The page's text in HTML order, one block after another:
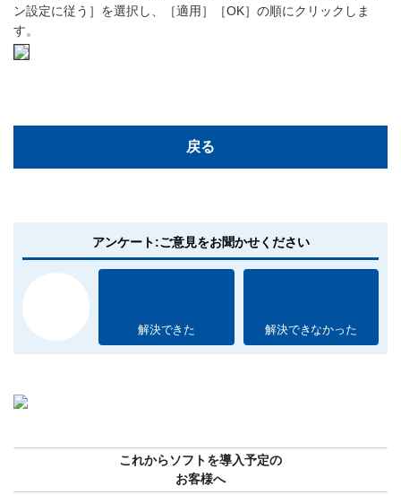
ン設定に従う］を選択し、［適用］［OK］の順にクリックしま
す。
戻る
アンケート:ご意見をお聞かせください
解決できた 解決できなかった
これからソフトを導入予定の
お客様へ